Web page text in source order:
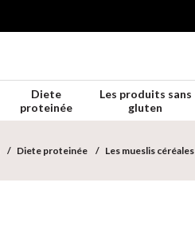
Diete
proteinée
Les produits sans
gluten
Diete proteinée Les mueslis céréales